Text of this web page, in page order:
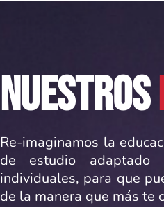
NUESTROS
Re-imaginamos la
de estudio
individuales, para que
de la manera que más te